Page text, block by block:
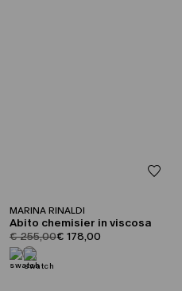
MARINA RINALDI
Abito chemisier in viscosa
product.price.original
€ 255,00product.price.sale
€ 178,00